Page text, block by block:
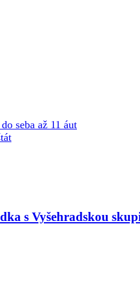
seba až 11 áut
s Vyšehradskou